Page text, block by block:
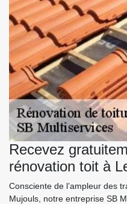
Recevez
rénovation toit à
Consciente de l’ampleur des
Mujouls, notre entreprise SB